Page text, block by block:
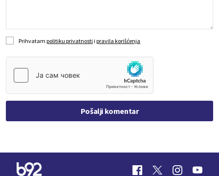
Prihvatam politiku privatnosti i pravila korišćenja
Pošalji komentar